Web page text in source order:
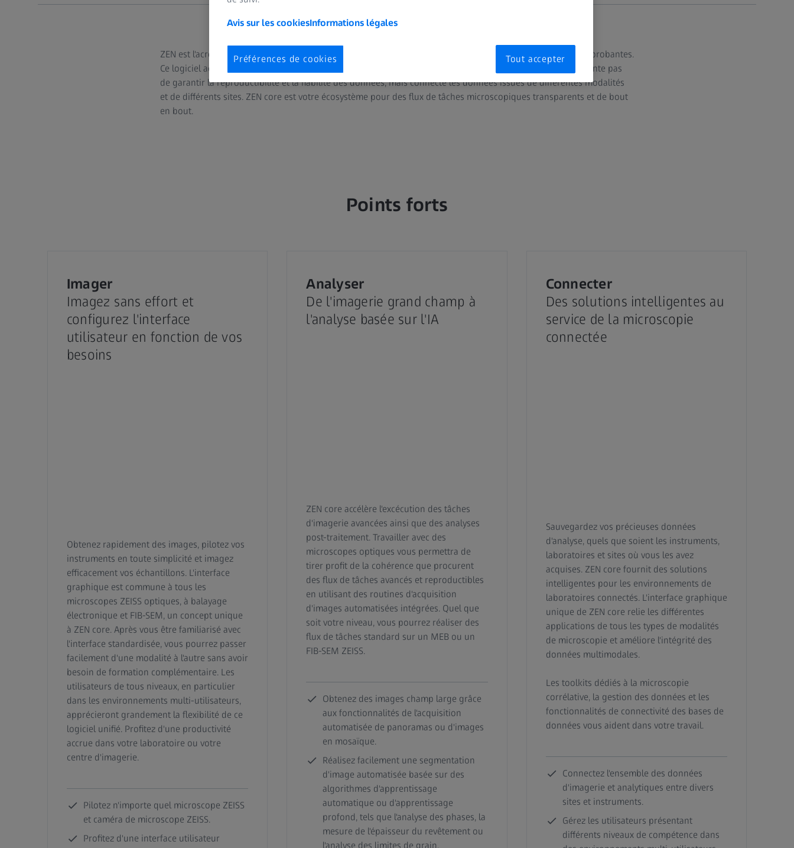
ZEN est l'acronyme de ZEISS Efficient Navigation. ZEN core vous permet d'obtenir davantage d'informations probantes.
Ce logiciel accroît votre productivité, notamment dans les laboratoires à plusieurs utilisateurs. Il ne se contente pas
de garantir la reproductibilité et la fiabilité des données, mais connecte les données issues de différentes modalités
et de différents sites. ZEN core est votre écosystème pour des flux de tâches microscopiques transparents et de bout
en bout.
Points forts
Imager
Imagez sans effort et
configurez l'interface
utilisateur en fonction de vos
besoins
Obtenez rapidement des images, pilotez vos
instruments en toute simplicité et imagez
efficacement vos échantillons. L'interface
graphique est commune à tous les
microscopes ZEISS optiques, à balayage
électronique et FIB-SEM, un concept unique
à ZEN core. Après vous être familiarisé avec
l'interface standardisée, vous pourrez passer
facilement d'une modalité à l'autre sans avoir
besoin de formation complémentaire. Les
utilisateurs de tous niveaux, en particulier
dans les environnements multi-utilisateurs,
apprécieront grandement la flexibilité de ce
logiciel unifié. Profitez d'une productivité
accrue dans votre laboratoire ou votre
centre d'imagerie.
Pilotez n'importe quel microscope ZEISS
et caméra de microscope ZEISS.
Profitez d'une interface utilisateur
Analyser
De l'imagerie grand champ à
l'analyse basée sur l'IA
ZEN core accélère l'excécution des tâches
d'imagerie avancées ainsi que des analyses
post-traitement. Travailler avec des
microscopes optiques vous permettra de
tirer profit de la cohérence que procurent
des flux de tâches avancés et reproductibles
en utilisant des routines d'acquisition
d'images automatisées intégrées. Quel que
soit votre niveau, vous pourrez réaliser des
flux de tâches standard sur un MEB ou un
FIB-SEM ZEISS.
Obtenez des images champ large grâce
aux fonctionnalités de l'acquisition
automatisée de panoramas ou d'images
en mosaïque.
Réalisez facilement une segmentation
d'image automatisée basée sur des
algorithmes d'apprentissage
automatique ou d'apprentissage
profond, tels que l'analyse des phases, la
mesure de l'épaisseur du revêtement ou
l'analyse des limites de grain.
Connecter
Des solutions intelligentes au
service de la microscopie
connectée
Sauvegardez vos précieuses données
d'analyse, quels que soient les instruments,
laboratoires et sites où vous les avez
acquises. ZEN core fournit des solutions
intelligentes pour les environnements de
laboratoires connectés. L'interface graphique
unique de ZEN core relie les différentes
applications de tous les types de modalités
de microscopie et améliore l'intégrité des
données multimodales.
Les toolkits dédiés à la microscopie
corrélative, la gestion des données et les
fonctionnalités de connectivité des bases de
données vous aident dans votre travail.
Connectez l'ensemble des données
d'imagerie et analytiques entre divers
sites et instruments.
Gérez les utilisateurs présentant
différents niveaux de compétence dans
Avis sur les cookiesInformations légales
Préférences de cookies Tout accepter